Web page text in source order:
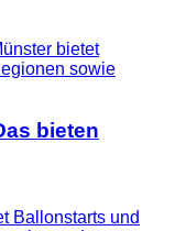
bieten